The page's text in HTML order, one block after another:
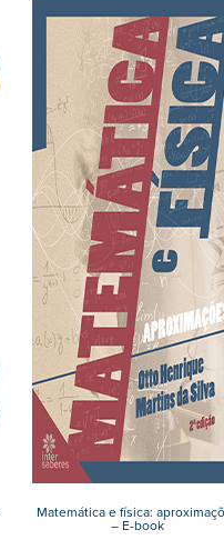
Matemática e física:
– E-book